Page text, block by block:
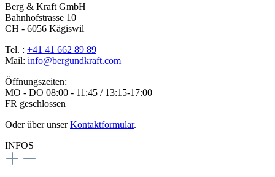
Berg & Kraft GmbH
Bahnhofstrasse 10
CH - 6056 Kägiswil
Tel. : +41 41 662 89 89
Mail: info@bergundkraft.com
Öffnungszeiten:
MO - DO 08:00 - 11:45 / 13:15-17:00
FR geschlossen
Oder über unserKontaktformular.
INFOS